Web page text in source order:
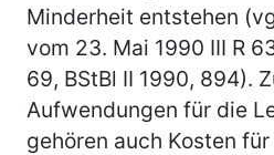
Minderheit entstehen
vom 23. Mai 1990 III R
69, BStBl II 1990, 894).
Aufwendungen für die
gehören auch Kosten